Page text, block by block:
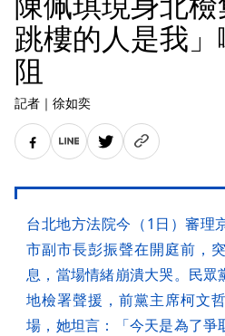
跳樓的人是我
阻
記者 ｜ 徐如奕
台北地方法院今（1日）審理
市副市長彭振聲在開庭前，
息，當場情緒崩潰大哭。民
地檢署聲援，前黨主席柯文
場，她坦言：「今天是為了爭